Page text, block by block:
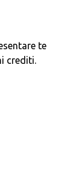
te
crediti.